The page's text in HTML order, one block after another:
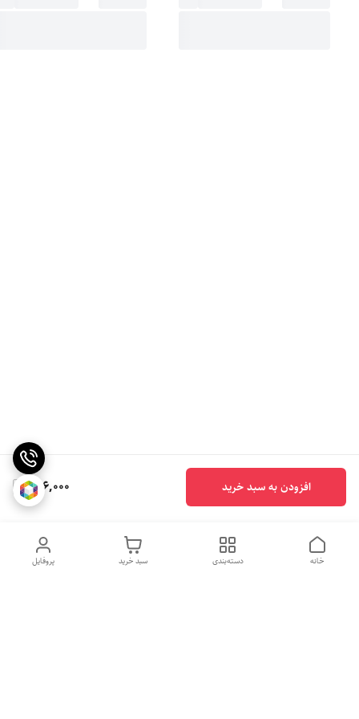
266,000 افزودن به سبد خرید
پروفایل سبد خرید دسته‌بندی خانه